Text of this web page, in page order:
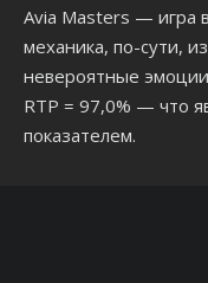
Avia Masters — игра
механика, по-сути,
невероятные
RTP = 97,0% — что
показателем.